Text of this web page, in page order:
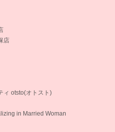
店
ィ otsto(オトスト)
in Married Woman